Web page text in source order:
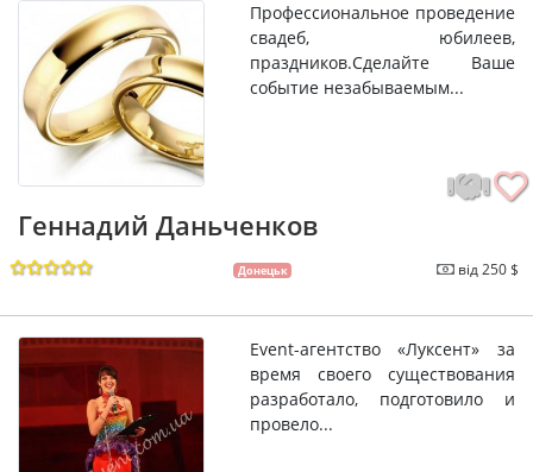
Профессиональное проведение
свадеб, юбилеев,
праздников.Сделайте Ваше
событие незабываемым...
Геннадий Даньченков
Донецьк від 250 $
Еvent-агентство «Луксент» за
время своего существования
разработало, подготовило и
провело...